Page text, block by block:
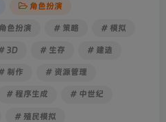
角色扮演
色扮演 # 策略 # 模拟
3D # 生存 # 建造
制作 # 资源管理
# 程序生成 # 中世纪
# 殖民模拟